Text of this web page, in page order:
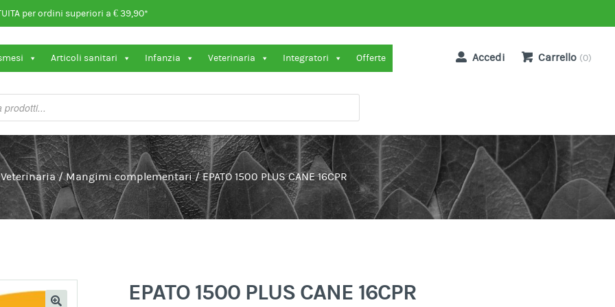
per ordini superiori a € 39,90*
Articoli sanitari Infanzia Veterinaria Integratori Offerte Accedi Carrello (0)
Veterinaria /Mangimi complementari /EPATO 1500 PLUS CANE 16CPR
EPATO 1500 PLUS CANE 16CPR